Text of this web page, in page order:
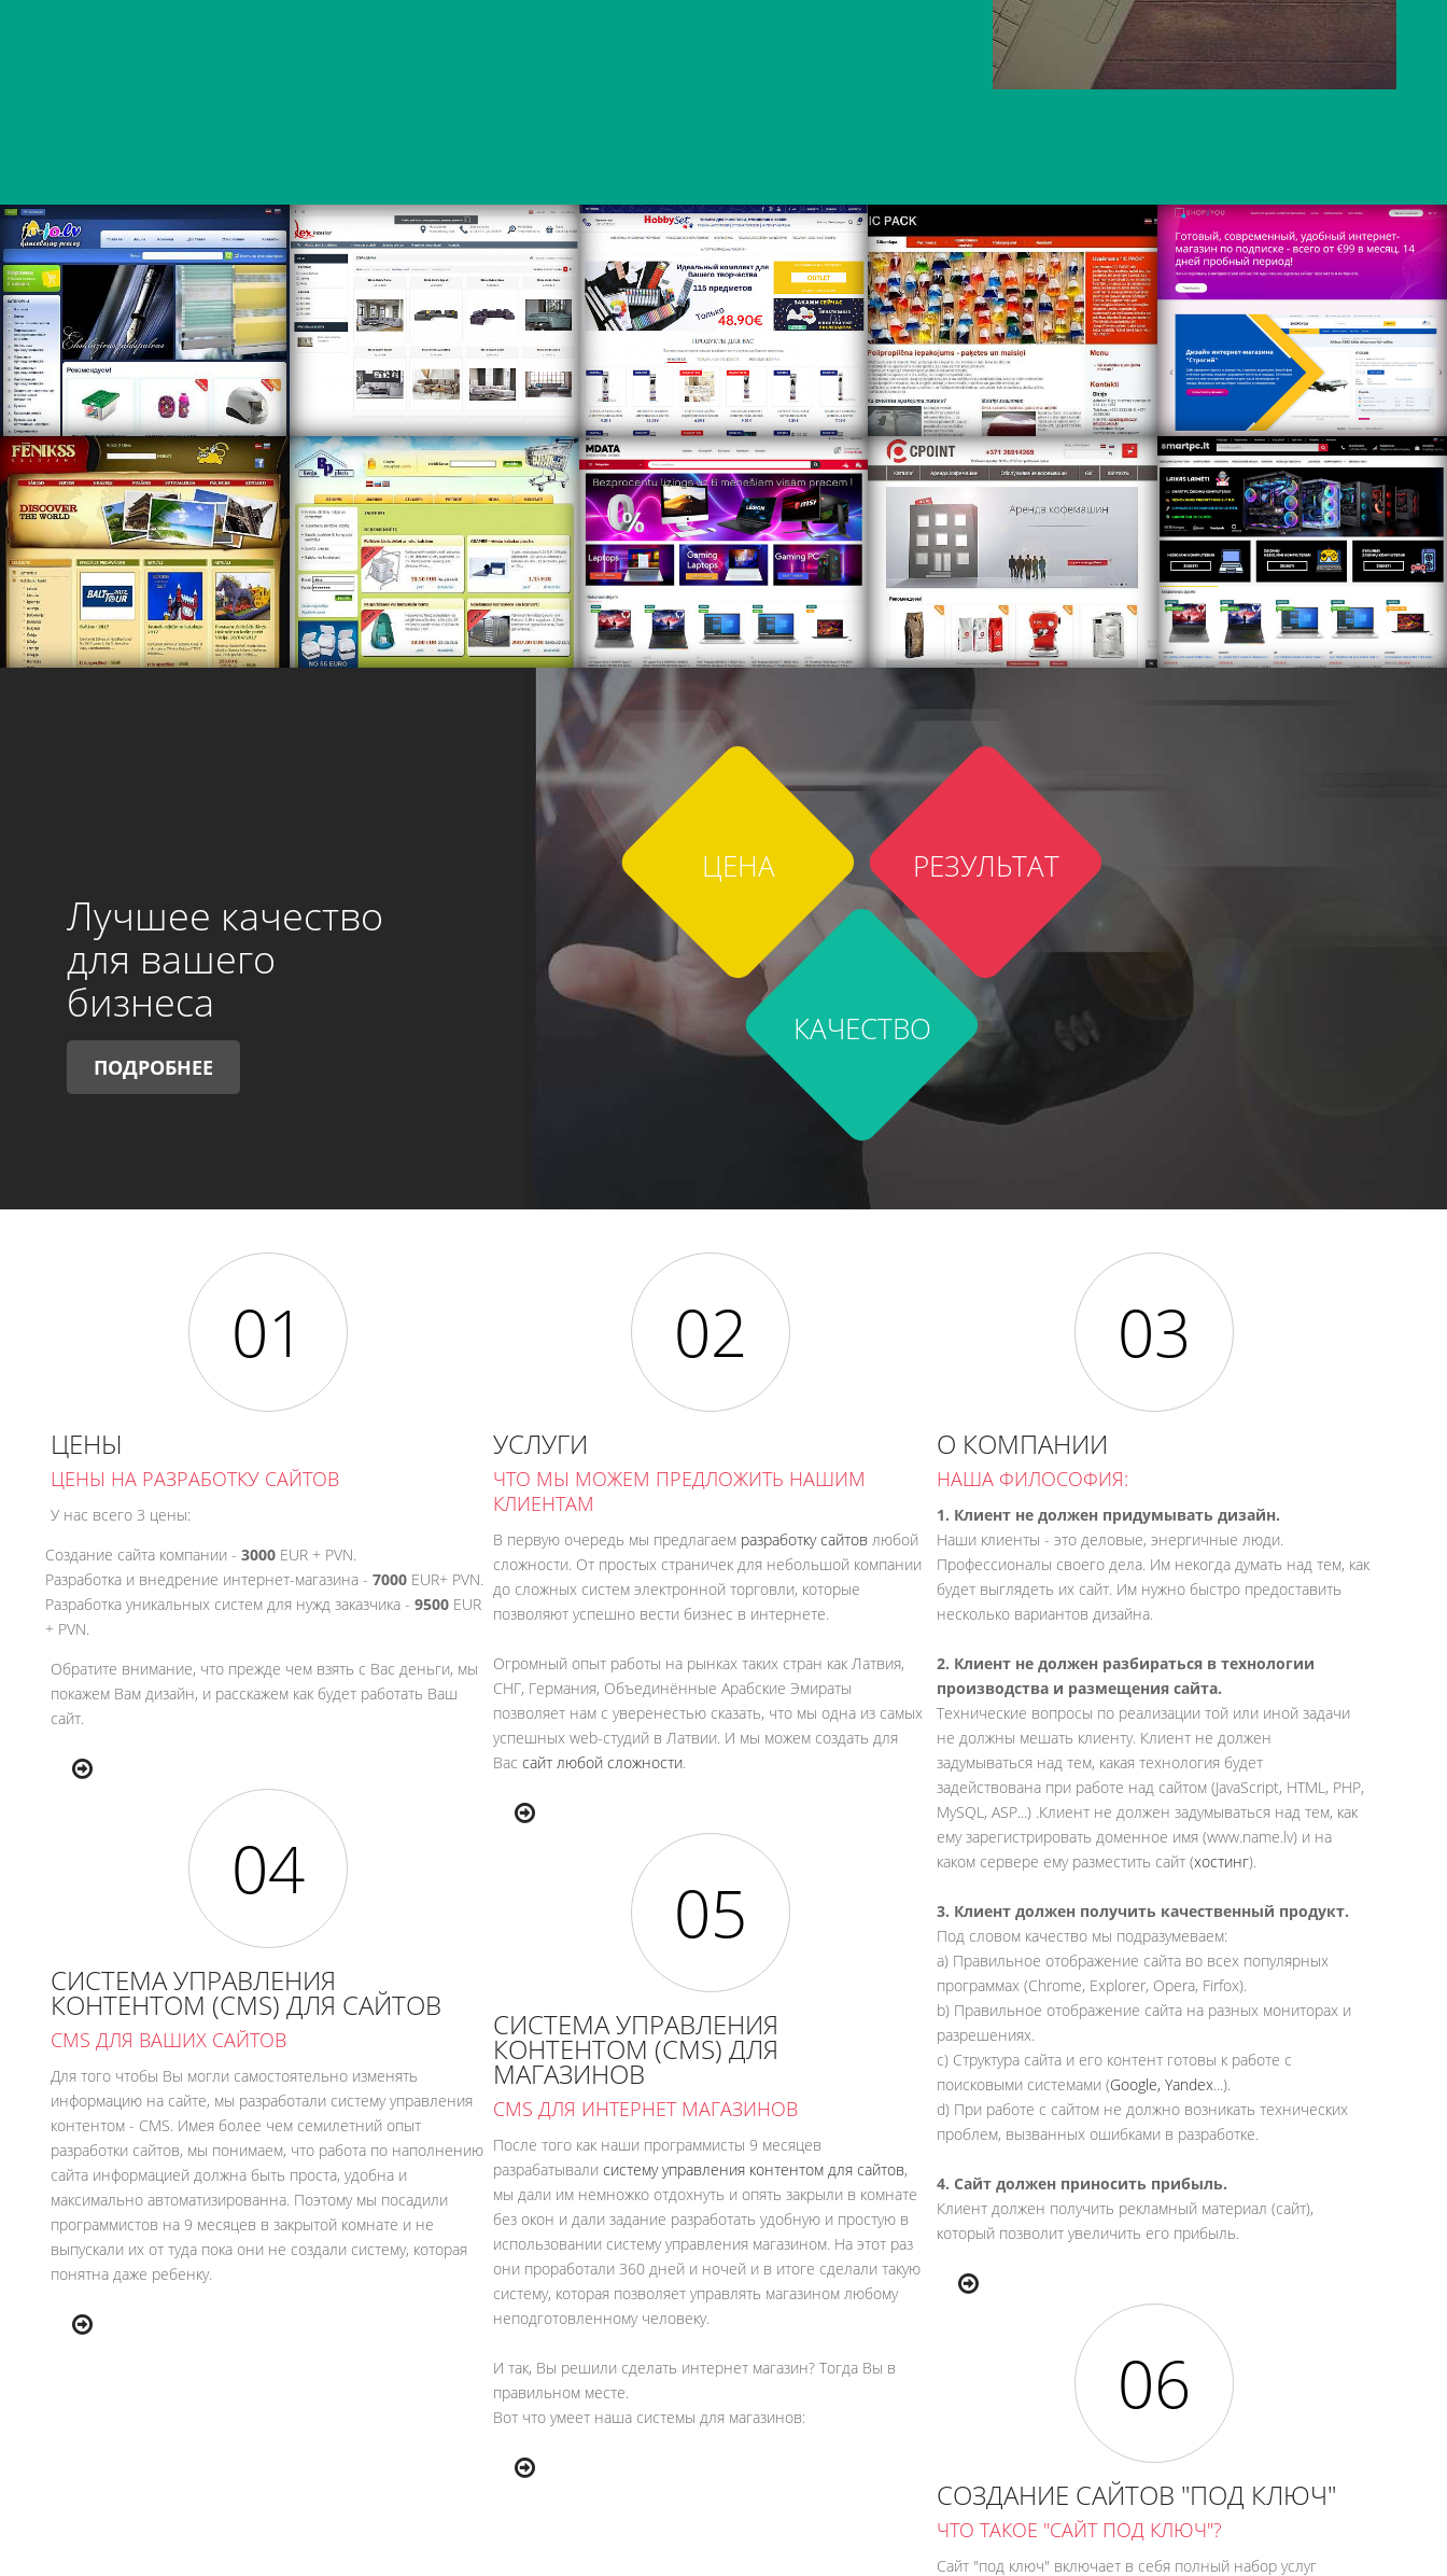
https://lexinterior.lv/ http://www.hobbyset.lv http://www.shop2you.lv
https://www.fenikss.com/ https://www.berguplacis.lv/ https://www.mdata.lv https://www.cpoint.lv https://smartpc.lt/home/ru/
Лучшее качество
для вашего
бизнеса
ПОДРОБНЕЕ
ЦЕНА
КАЧЕСТВО
РЕЗУЛЬТАТ
ЦЕНЫ
ЦЕНЫ НА РАЗРАБОТКУ САЙТОВ
У нас всего 3 цены:
Создание сайта компании - 3000 EUR + PVN.
Разработка и внедрение интернет-магазина - 7000 EUR+ PVN.
Разработка уникальных систем для нужд заказчика - 9500 EUR
+ PVN.
Обратите внимание, что прежде чем взять с Вас деньги, мы
покажем Вам дизайн, и расскажем как будет работать Ваш
сайт.
УСЛУГИ
ЧТО МЫ МОЖЕМ ПРЕДЛОЖИТЬ НАШИМ
КЛИЕНТАМ
В первую очередь мы предлагаем разработку сайтов любой
сложности. От простых страничек для небольшой компании
до сложных систем электронной торговли, которые
позволяют успешно вести бизнес в интернете.
Огромный опыт работы на рынках таких стран как Латвия,
СНГ, Германия, Объединённые Арабские Эмираты
позволяет нам с уверенестью сказать, что мы одна из самых
успешных web-студий в Латвии. И мы можем создать для
Вас сайт любой сложности.
О КОМПАНИИ
НАША ФИЛОСОФИЯ:
1. Клиент не должен придумывать дизайн.
Наши клиенты - это деловые, энергичные люди.
Профессионалы своего дела. Им некогда думать над тем, как
будет выглядеть их сайт. Им нужно быстро предоставить
несколько вариантов дизайна.
2. Клиент не должен разбираться в технологии
производства и размещения сайта.
Технические вопросы по реализации той или иной задачи
не должны мешать клиенту. Клиент не должен
задумываться над тем, какая технология будет
задействована при работе над сайтом (JavaScript, HTML, PHP,
MySQL, ASP...) .Клиент не должен задумываться над тем, как
ему зарегистрировать доменное имя (www.name.lv) и на
каком сервере ему разместить сайт (хостинг).
3. Клиент должен получить качественный продукт.
Под словом качество мы подразумеваем:
а) Правильное отображение сайта во всех популярных
программах (Chrome, Explorer, Opera, Firfox).
b) Правильное отображение сайта на разных мониторах и
разрешениях.
c) Структура сайта и его контент готовы к работе с
поисковыми системами (Google, Yandex...).
d) При работе с сайтом не должно возникать технических
проблем, вызванных ошибками в разработке.
4. Сайт должен приносить прибыль.
Клиент должен получить рекламный материал (сайт),
который позволит увеличить его прибыль.
СИСТЕМА УПРАВЛЕНИЯ
КОНТЕНТОМ (CMS) ДЛЯ САЙТОВ
CMS ДЛЯ ВАШИХ САЙТОВ
Для того чтобы Вы могли самостоятельно изменять
информацию на сайте, мы разработали систему управления
контентом - CMS. Имея более чем семилетний опыт
разработки сайтов, мы понимаем, что работа по наполнению
сайта информацией должна быть проста, удобна и
максимально автоматизированна. Поэтому мы посадили
программистов на 9 месяцев в закрытой комнате и не
выпускали их от туда пока они не создали систему, которая
понятна даже ребенку.
СИСТЕМА УПРАВЛЕНИЯ
КОНТЕНТОМ (CMS) ДЛЯ
МАГАЗИНОВ
CMS ДЛЯ ИНТЕРНЕТ МАГАЗИНОВ
После того как наши программисты 9 месяцев
разрабатывали систему управления контентом для сайтов,
мы дали им немножко отдохнуть и опять закрыли в комнате
без окон и дали задание разработать удобную и простую в
использовании систему управления магазином. На этот раз
они проработали 360 дней и ночей и в итоге сделали такую
систему, которая позволяет управлять магазином любому
неподготовленному человеку.
И так, Вы решили сделать интернет магазин? Тогда Вы в
правильном месте.
Вот что умеет наша системы для магазинов:
СОЗДАНИЕ САЙТОВ "ПОД КЛЮЧ"
ЧТО ТАКОЕ "САЙТ ПОД КЛЮЧ"?
Сайт "под ключ" включает в себя полный набор услуг